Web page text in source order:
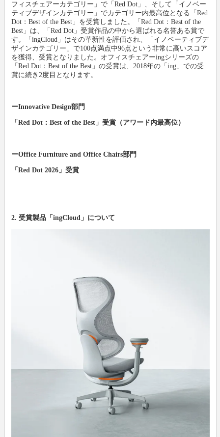
フィスチェアーカテゴリー」で「Red Dot」、そして「イノベー
ティブデザインカテゴリー」でカテゴリー内最高位となる「Red
Dot：Best of the Best」を受賞しました。「Red Dot：Best of the
Best」は、「Red Dot」受賞作品の中から選ばれる名誉ある賞で
す。「ingCloud」はその革新性を評価され、「イノベーティブデ
ザインカテゴリー」で100点満点中96点という非常に高いスコア
を獲得、受賞となりました。オフィスチェアーingシリーズの
「Red Dot：Best of the Best」の受賞は、2018年の「ing」での受
賞に続き2度目となります。
ーInnovative Design部門
「Red Dot：Best of the Best」受賞（アワード内最高位）
ーOffice Furniture and Office Chairs部門
「Red Dot 2026」受賞
2. 受賞製品「ingCloud」について